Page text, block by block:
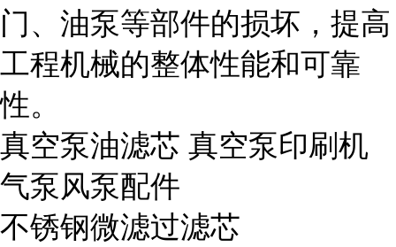
门、油泵等部件的损坏，提高
工程机械的整体性能和可靠
性。
真空泵油滤芯 真空泵印刷机
气泵风泵配件
不锈钢微滤过滤芯